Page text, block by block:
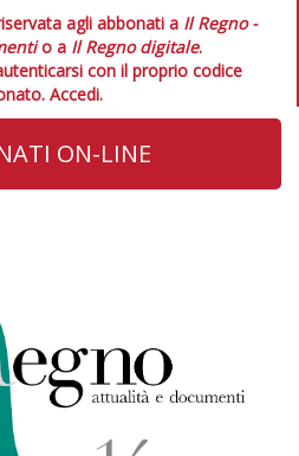
agli abbonati a Il Regno -
o a Il Regno digitale.
con il proprio codice
Accedi.
ON-LINE